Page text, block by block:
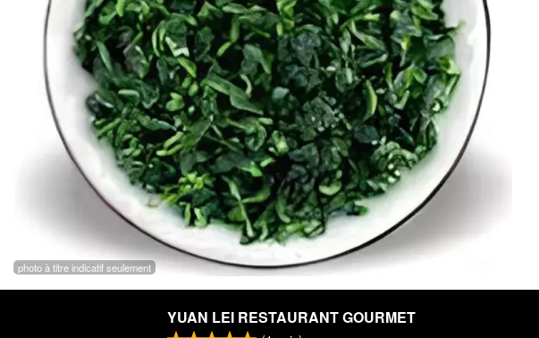
photo à titre indicatif seulement
YUAN LEI RESTAURANT GOURMET